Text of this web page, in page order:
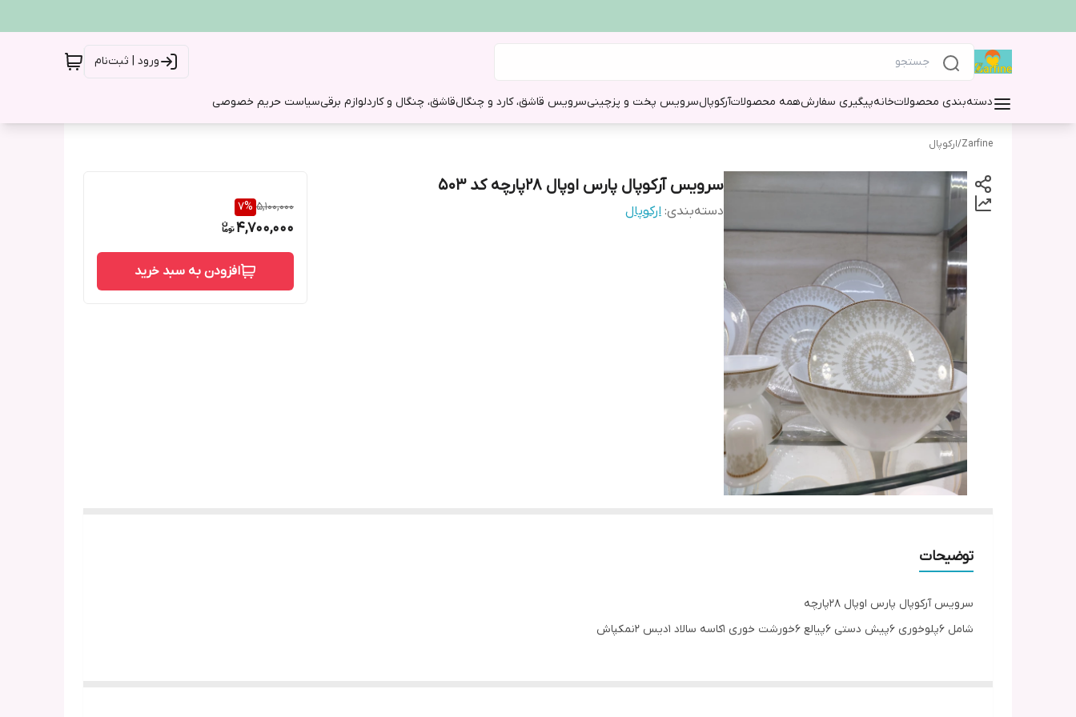
ورود | ثبت‌نام
دسته‌بندی محصولاتخانهپیگیری سفارشهمه محصولاتآرکوپالسرویس پخت و پزچینیسرویس قاشق، کارد و چنگالقاشق، چنگال و کاردلوازم برقیسیاست حریم خصوصی
Zarfine
/ارکوپال
سرویس آرکوپال پارس اوپال 28پارچه کد 503
دسته‌بندی: ارکوپال 5,100,000
7%
4,700,000
افزودن به سبد خرید
توضیحات
سرویس آرکوپال پارس اوپال 28پارچه
شامل 6پلوخوری 6پیش دستی 6پیالع 6خورشت خوری 1کاسه سالاد 1دیس 2نمکپاش